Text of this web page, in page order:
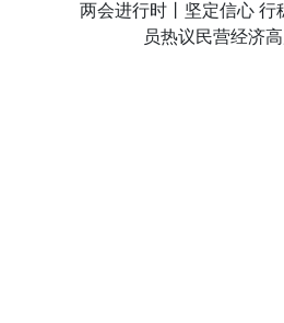
两会进行时丨坚定信心
员热议民营经济